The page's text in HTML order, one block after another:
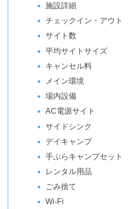
施設詳細
チェックイン・アウト
サイト数
平均サイトサイズ
キャンセル料
メイン環境
場内設備
AC電源サイト
サイドシンク
デイキャンプ
手ぶらキャンプセット
レンタル用品
ごみ捨て
Wi-Fi